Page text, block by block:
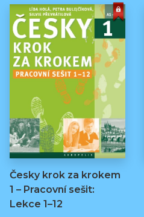
Česky krok za krokem
1 – Pracovní sešit:
Lekce 1–12